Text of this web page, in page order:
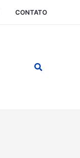
CONTATO
Pesquisar